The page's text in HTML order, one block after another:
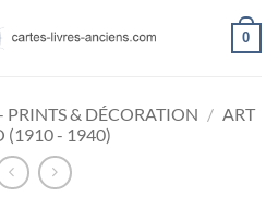
0
PRINTS & DÉCORATION / ART
(1910 - 1940)